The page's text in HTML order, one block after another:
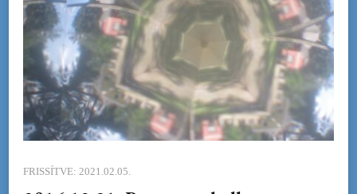
FRISSÍTVE: 2021.02.05.